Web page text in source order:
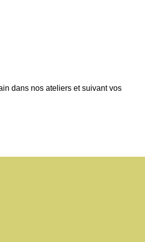
dans nos ateliers et suivant vos